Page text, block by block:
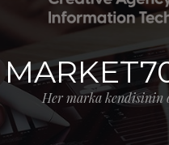
Her marka kendisinin